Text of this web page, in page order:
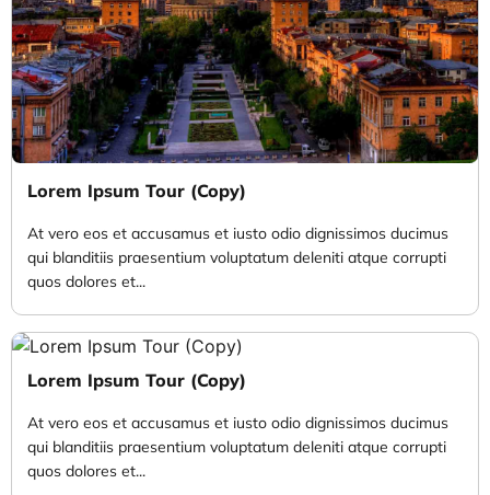
Lorem Ipsum Tour (Copy)
At vero eos et accusamus et iusto odio dignissimos ducimus
qui blanditiis praesentium voluptatum deleniti atque corrupti
quos dolores et...
Lorem Ipsum Tour (Copy)
At vero eos et accusamus et iusto odio dignissimos ducimus
qui blanditiis praesentium voluptatum deleniti atque corrupti
quos dolores et...